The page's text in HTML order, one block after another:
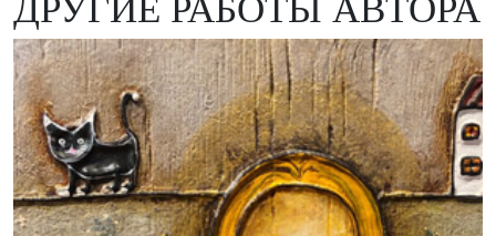
ДРУГИЕ РАБОТЫ АВТОРА